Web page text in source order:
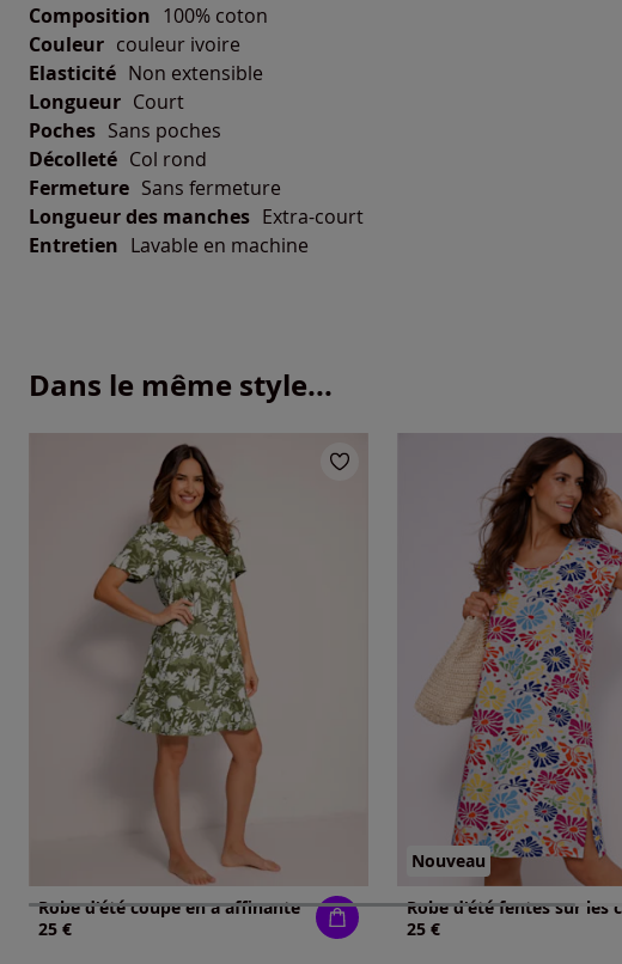
Composition 100% coton
Couleur couleur ivoire
Elasticité Non extensible
Longueur Court
Poches Sans poches
Décolleté Col rond
Fermeture Sans fermeture
Longueur des manches Extra-court
Entretien Lavable en machine
Dans le même style...
Robe d'été coupe en a affinante
25 €
Nouveau
Robe d'été fentes sur les
25 €